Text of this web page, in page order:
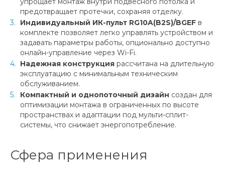
предотвращает протечки, сохраняя отделку.
Индивидуальный ИК-пульт RG10A(B2S)/BGEF в
комплекте позволяет легко управлять устройством и
задавать параметры работы, опционально доступно
онлайн-управление через Wi-Fi.
Надежная конструкция рассчитана на длительную
эксплуатацию с минимальным техническим
обслуживанием.
Компактный и однопоточный дизайн создан для
оптимизации монтажа в ограниченных по высоте
пространствах и адаптации под мульти-сплит-
системы, что снижает энергопотребление.
Сфера применения